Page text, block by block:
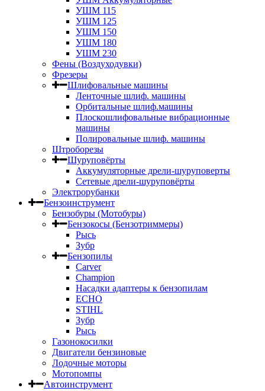
УШМ 115
УШМ 125
УШМ 150
УШМ 180
УШМ 230
Фены (Воздуходувки)
Фрезеры
Шлифовальные машины
Ленточные шлиф. машины
Орбитальные шлиф.машины
Плоскошлифовальные вибрационные
машины
Полировальные шлиф. машины
Штроборезы
Шуруповёрты
Аккумуляторные дрели-шуруповерты
Сетевые дрели-шуруповёрты
Электрорубанки
Бензоинструмент
Бензобуры (Мотобуры)
Бензокосы (Бензотриммеры)
Рысь
Зубр
Бензопилы
Carver
Champion
Насадки адаптеры к бензопилам
ECHO
STIHL
Зубр
Рысь
Газонокосилки
Двигатели бензиновые
Лодочные моторы
Мотопомпы
Автоинструмент